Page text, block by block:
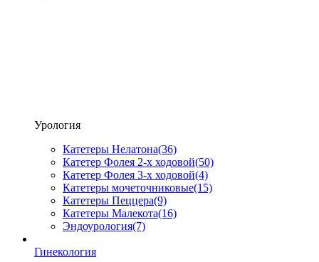
Урология
Катетеры Нелатона(36)
Катетер Фолея 2-х ходовой(50)
Катетер Фолея 3-х ходовой(4)
Катетеры мочеточниковые(15)
Катетеры Пеццера(9)
Катетеры Малекота(16)
Эндоурология(7)
Гинекология